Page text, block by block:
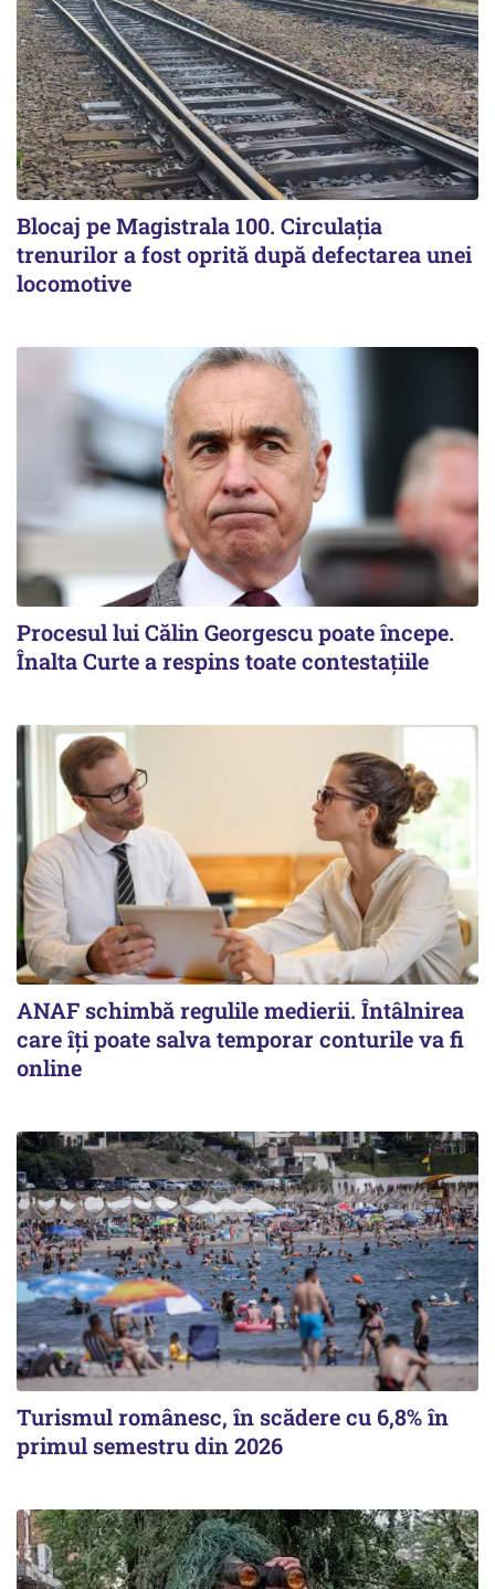
Blocaj pe Magistrala 100. Circulația
trenurilor a fost oprită după defectarea unei
locomotive
Procesul lui Călin Georgescu poate începe.
Înalta Curte a respins toate contestațiile
ANAF schimbă regulile medierii. Întâlnirea
care îți poate salva temporar conturile va fi
online
Turismul românesc, în scădere cu 6,8% în
primul semestru din 2026